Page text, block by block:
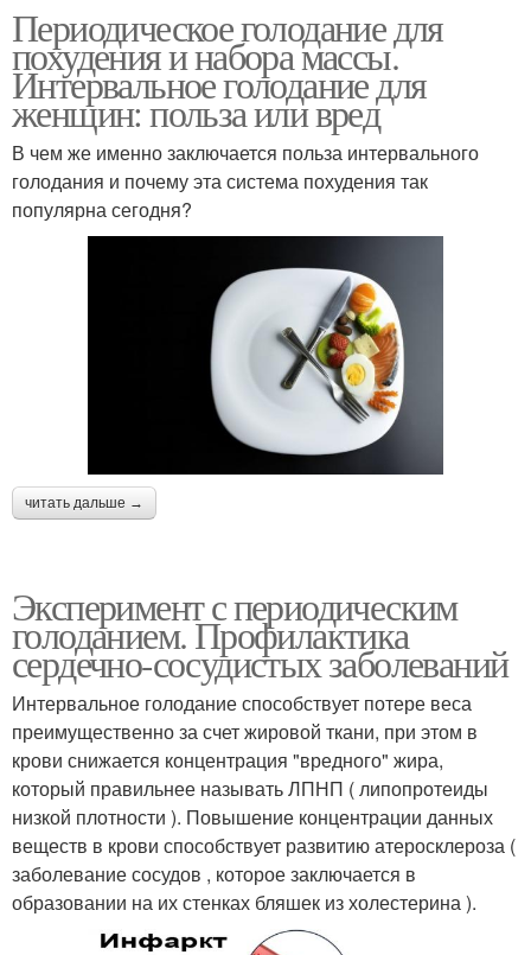
Периодическое голодание для
похудения и набора массы.
Интервальное голодание для
женщин: польза или вред
В чем же именно заключается польза интервального
голодания и почему эта система похудения так
популярна сегодня?
читать дальше →
Эксперимент с периодическим
голоданием. Профилактика
сердечно-сосудистых заболеваний
Интервальное голодание способствует потере веса
преимущественно за счет жировой ткани, при этом в
крови снижается концентрация "вредного" жира,
который правильнее называть ЛПНП ( липопротеиды
низкой плотности ). Повышение концентрации данных
веществ в крови способствует развитию атеросклероза (
заболевание сосудов , которое заключается в
образовании на их стенках бляшек из холестерина ).